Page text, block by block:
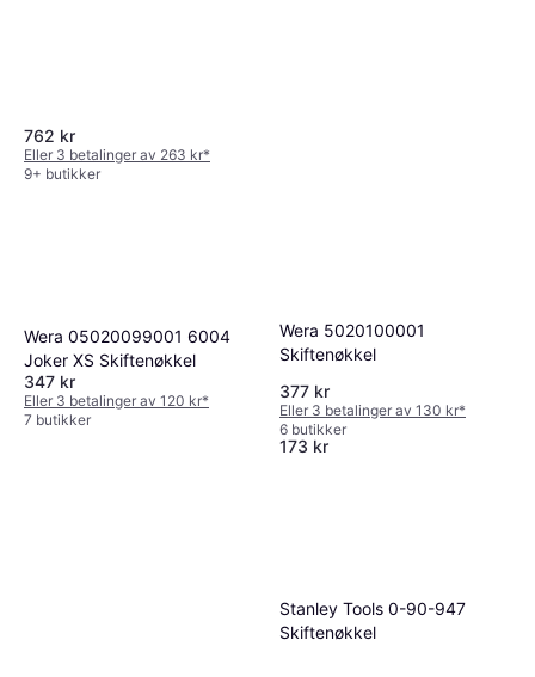
762 kr
Eller 3 betalinger av 263 kr*
9+ butikker
Milwaukee 10in Nail Puller
Skiftenøkkel
173 kr
Wera 05020099001 6004
Joker XS Skiftenøkkel
347 kr
Eller 3 betalinger av 120 kr*
7 butikker
Wera 5020100001
Skiftenøkkel
377 kr
Eller 3 betalinger av 130 kr*
6 butikker
Stanley Tools 0-90-947
Skiftenøkkel